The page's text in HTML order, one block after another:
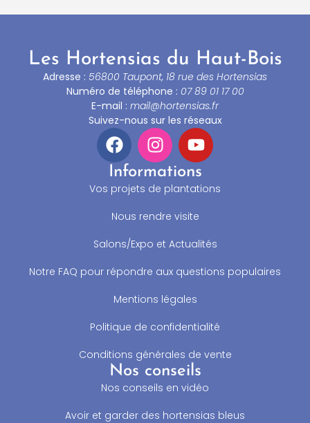
Les Hortensias du Haut-Bois
Adresse : 56800 Taupont, 18 rue des Hortensias
Numéro de téléphone : 07 89 01 17 00
E-mail : mail@hortensias.fr
Suivez-nous sur les réseaux
Informations
Vos projets de plantations
Nous rendre visite
Salons/Expo et Actualités
Notre FAQ pour répondre aux questions populaires
Mentions légales
Politique de confidentialité
Conditions générales de vente
Nos conseils
Nos conseils en vidéo
Avoir et garder des hortensias bleus